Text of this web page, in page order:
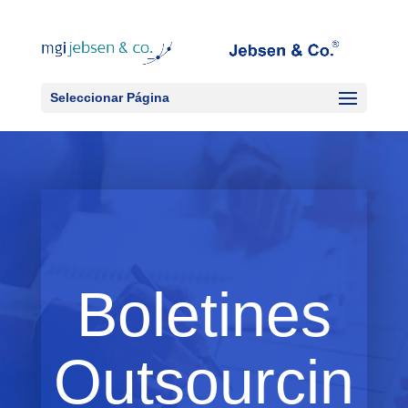
Seleccionar Página
Boletines
Outsourcin